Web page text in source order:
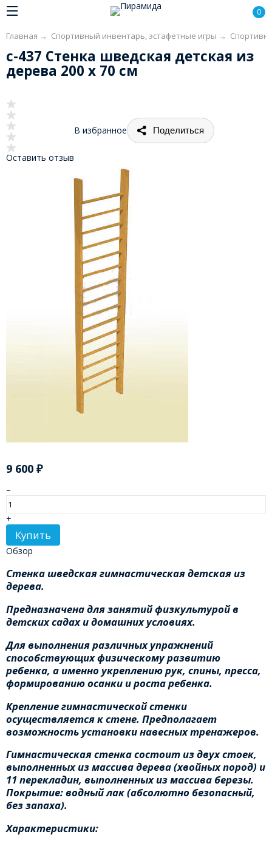
0
Главная → Спортивный инвентарь, эстафетные игры →
с-437 Стенка шведская детская из
дерева 200 х 70 см
Оставить отзыв
В избранное Поделиться
9 600 ₽
–
+
Купить
Обзор
Стенка шведская гимнастическая детская из
дерева.
Предназначена для занятий физкультурой в
детских садах и домашних условиях.
Для выполнения различных упражнений
способствующих физическому развитию
ребенка, а именно укреплению рук, спины, пресса,
формированию осанки и роста ребенка.
Крепление гимнастической стенки
осуществляется к стене. Предполагает
возможность установки навесных тренажеров.
Гимнастическая стенка состоит из двух стоек,
выполненных из массива дерева (хвойных пород) и
11 перекладин, выполненных из массива березы.
Покрытие: водный лак (абсолютно безопасный,
без запаха).
Характеристики: